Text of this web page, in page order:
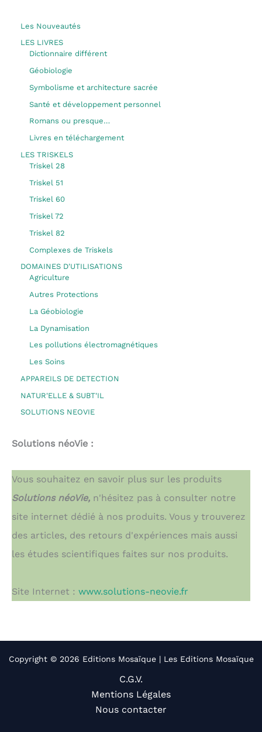
Les Nouveautés
LES LIVRES
Dictionnaire différent
Géobiologie
Symbolisme et architecture sacrée
Santé et développement personnel
Romans ou presque…
Livres en téléchargement
LES TRISKELS
Triskel 28
Triskel 51
Triskel 60
Triskel 72
Triskel 82
Complexes de Triskels
DOMAINES D'UTILISATIONS
Agriculture
Autres Protections
La Géobiologie
La Dynamisation
Les pollutions électromagnétiques
Les Soins
APPAREILS DE DETECTION
NATUR'ELLE & SUBT'IL
SOLUTIONS NEOVIE
Solutions néoVie :
Vous souhaitez en savoir plus sur les produits
Solutions néoVie, n'hésitez pas à consulter notre
site internet dédié à nos produits. Vous y trouverez
des articles, des retours d'expériences mais aussi
les études scientifiques faites sur nos produits.
Site Internet : www.solutions-neovie.fr
Copyright © 2026 Editions Mosaïque | Les Editions Mosaïque
C.G.V.
Mentions Légales
Nous contacter